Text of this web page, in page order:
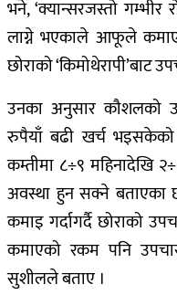
भने, ‘क्यान्सरजस्तो
लाग्ने भएकाले आफूले
छोराको ‘किमोथेरापी’बाट
उनका अनुसार कौशलको
रुपैयाँ बढी खर्च
कम्तीमा ८÷९ महिनादेखि
अवस्था हुन सक्ने
कमाइ गर्दागर्दै छोराको
कमाएको रकम पनि
सुशीलले बताए ।